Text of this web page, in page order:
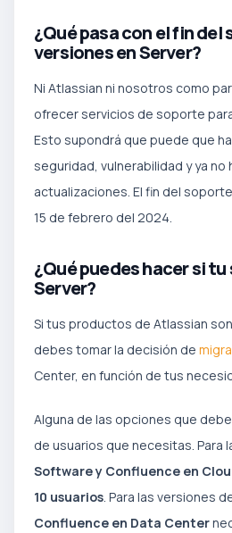
¿Qué pasa con el fin del
versiones en Server?
Ni Atlassian ni nosotros como
ofrecer servicios de soporte
Esto supondrá que puede que
seguridad, vulnerabilidad y ya no
actualizaciones. El fin del
15 de febrero del 2024.
¿Qué puedes hacer si
Server?
Si tus productos de Atlassian
debes tomar la decisión de
Center, en función de tus
Alguna de las opciones que
de usuarios que necesitas. Para
Software y Confluence en
10 usuarios. Para las versiones
Confluence en Data Center